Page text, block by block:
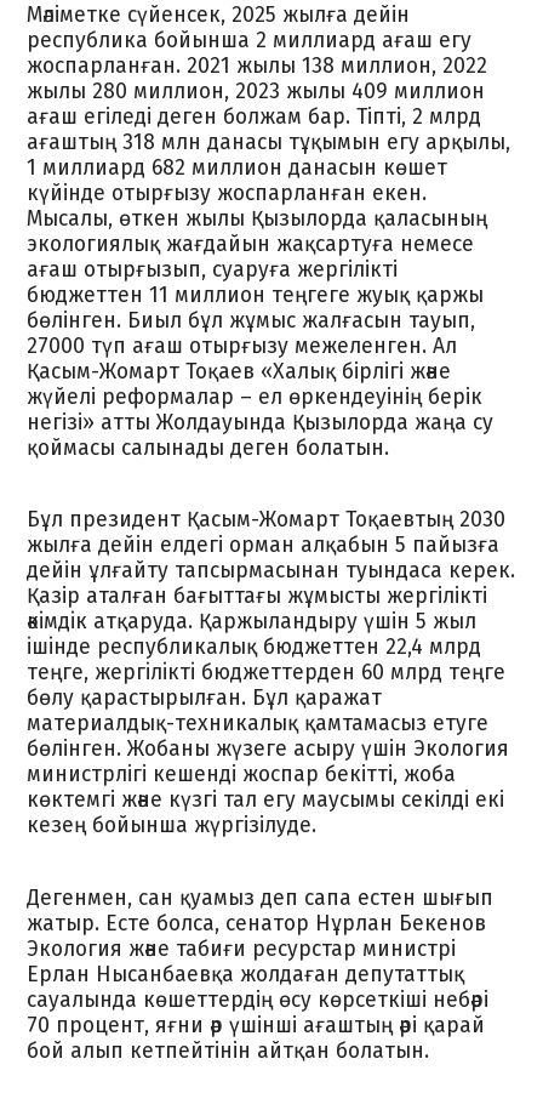
Мәліметке сүйенсек, 2025 жылға дейін
республика бойынша 2 миллиард ағаш егу
жоспарланған. 2021 жылы 138 миллион, 2022
жылы 280 миллион, 2023 жылы 409 миллион
ағаш егіледі деген болжам бар. Тіпті, 2 млрд
ағаштың 318 млн данасы тұқымын егу арқылы,
1 миллиард 682 миллион данасын көшет
күйінде отырғызу жоспарланған екен.
Мысалы, өткен жылы Қызылорда қаласының
экологиялық жағдайын жақсартуға немесе
ағаш отырғызып, суаруға жергілікті
бюджеттен 11 миллион теңгеге жуық қаржы
бөлінген. Биыл бұл жұмыс жалғасын тауып,
27000 түп ағаш отырғызу межеленген. Ал
Қасым-Жомарт Тоқаев «Халық бірлігі және
жүйелі реформалар – ел өркендеуінің берік
негізі» атты Жолдауында Қызылорда жаңа су
қоймасы салынады деген болатын.
Бұл президент Қасым-Жомарт Тоқаевтың 2030
жылға дейін елдегі орман алқабын 5 пайызға
дейін ұлғайту тапсырмасынан туындаса керек.
Қазір аталған бағыттағы жұмысты жергілікті
әкiмдiк атқаруда. Қаржыландыру үшін 5 жыл
iшiнде республикалық бюджеттен 22,4 млрд
теңге, жергiлiктi бюджеттерден 60 млрд теңге
бөлу қарастырылған. Бұл қаражат
материалдық-техникалық қамтамасыз етуге
бөлінген. Жобаны жүзеге асыру үшін Экология
министрлігі кешенді жоспар бекітті, жоба
көктемгі және күзгі тал егу маусымы секілді екі
кезең бойынша жүргізілуде.
Дегенмен, сан қуамыз деп сапа естен шығып
жатыр. Есте болса, сенатор Нұрлан Бекенов
Экология және табиғи ресурстар министрі
Ерлан Нысанбаевқа жолдаған депутаттық
сауалында көшеттердің өсу көрсеткіші небәрі
70 процент, яғни әр үшінші ағаштың әрі қарай
бой алып кетпейтінін айтқан болатын.